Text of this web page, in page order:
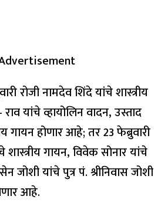
रोजी नामदेव शिंदे यांचे शास्त्रीय
यांचे व्हायोलिन वादन, उस्ताद
गायन होणार आहे; तर 23 फेब्रुवारी
गायन, विवेक सोनार यांचे
जोशी यांचे पुत्र पं. श्रीनिवास जोशी
आहे.